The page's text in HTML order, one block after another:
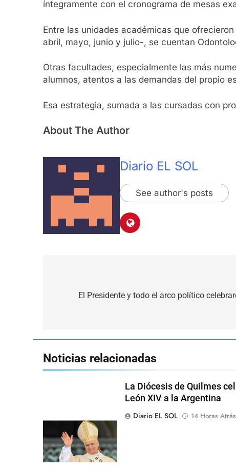
íntegramente con el cronograma de mesas
Entre las unidades académicas que
abril, mayo, junio y julio-, se cuentan
Otras facultades, especialmente las más
alumnos, atentos a las demandas del propio
Esa estrategia, sumada a las cursadas con
About The Author
Diario EL SOL
See author's posts
El Presidente y todo el arco político
Noticias relacionadas
La Diócesis de Quilmes
León XIV a la Argentina
Diario EL SOL
14 Horas Atrás